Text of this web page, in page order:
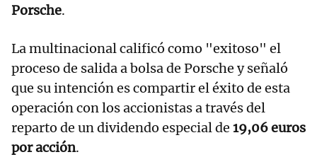
Porsche.
La multinacional calificó como "exitoso" el
proceso de salida a bolsa de Porsche y señaló
que su intención es compartir el éxito de esta
operación con los accionistas a través del
reparto de un dividendo especial de 19,06 euros
por acción.